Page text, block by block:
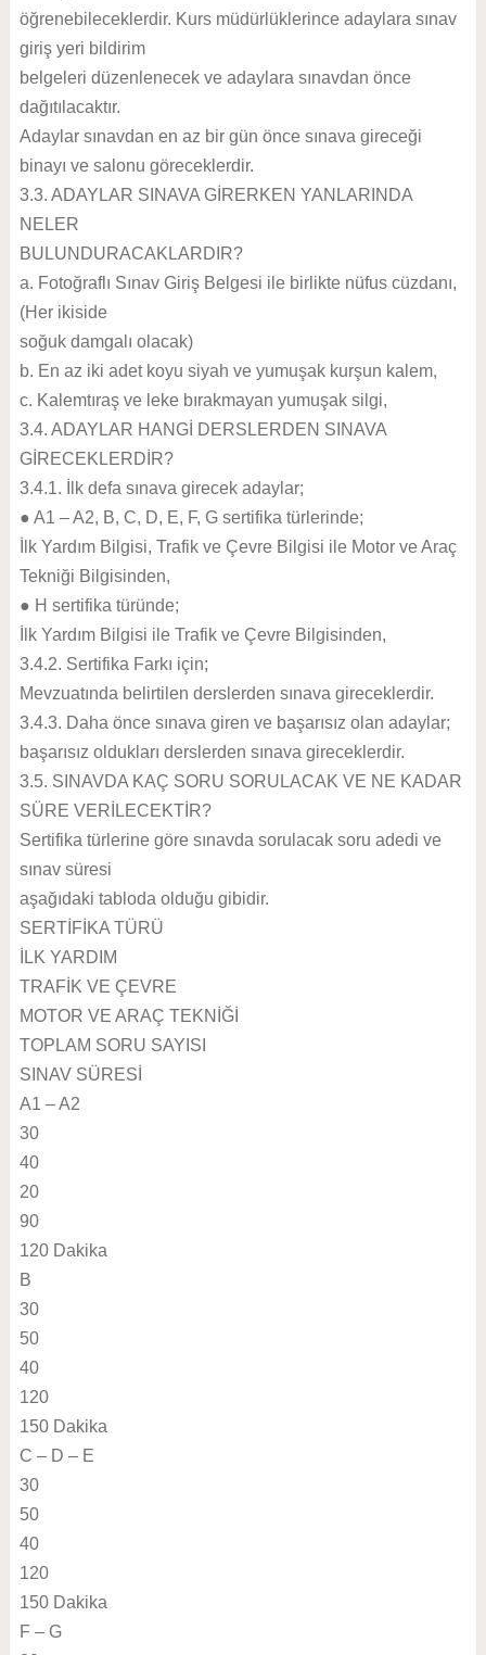
öğrenebileceklerdir. Kurs müdürlüklerince adaylara sınav
giriş yeri bildirim
belgeleri düzenlenecek ve adaylara sınavdan önce
dağıtılacaktır.
Adaylar sınavdan en az bir gün önce sınava gireceği
binayı ve salonu göreceklerdir.
3.3. ADAYLAR SINAVA GİRERKEN YANLARINDA
NELER
BULUNDURACAKLARDIR?
a. Fotoğraflı Sınav Giriş Belgesi ile birlikte nüfus cüzdanı,
(Her ikiside
soğuk damgalı olacak)
b. En az iki adet koyu siyah ve yumuşak kurşun kalem,
c. Kalemtıraş ve leke bırakmayan yumuşak silgi,
3.4. ADAYLAR HANGİ DERSLERDEN SINAVA
GİRECEKLERDİR?
3.4.1. İlk defa sınava girecek adaylar;
● A1 – A2, B, C, D, E, F, G sertifika türlerinde;
İlk Yardım Bilgisi, Trafik ve Çevre Bilgisi ile Motor ve Araç
Tekniği Bilgisinden,
● H sertifika türünde;
İlk Yardım Bilgisi ile Trafik ve Çevre Bilgisinden,
3.4.2. Sertifika Farkı için;
Mevzuatında belirtilen derslerden sınava gireceklerdir.
3.4.3. Daha önce sınava giren ve başarısız olan adaylar;
başarısız oldukları derslerden sınava gireceklerdir.
3.5. SINAVDA KAÇ SORU SORULACAK VE NE KADAR
SÜRE VERİLECEKTİR?
Sertifika türlerine göre sınavda sorulacak soru adedi ve
sınav süresi
aşağıdaki tabloda olduğu gibidir.
SERTİFİKA TÜRÜ
İLK YARDIM
TRAFİK VE ÇEVRE
MOTOR VE ARAÇ TEKNİĞİ
TOPLAM SORU SAYISI
SINAV SÜRESİ
A1 – A2
30
40
20
90
120 Dakika
B
30
50
40
120
150 Dakika
C – D – E
30
50
40
120
150 Dakika
F – G